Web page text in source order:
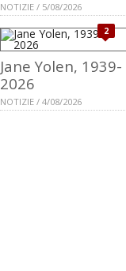
NOTIZIE / 5/08/2026
2
Jane Yolen, 1939-
2026
NOTIZIE / 4/08/2026